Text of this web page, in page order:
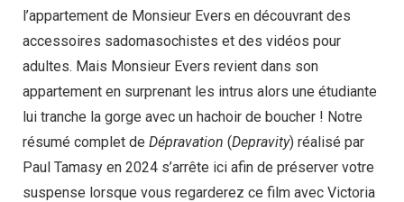
l’appartement de Monsieur Evers en découvrant des
accessoires sadomasochistes et des vidéos pour
adultes. Mais Monsieur Evers revient dans son
appartement en surprenant les intrus alors une étudiante
lui tranche la gorge avec un hachoir de boucher ! Notre
résumé complet de Dépravation (Depravity) réalisé par
Paul Tamasy en 2024 s’arrête ici afin de préserver votre
suspense lorsque vous regarderez ce film avec Victoria